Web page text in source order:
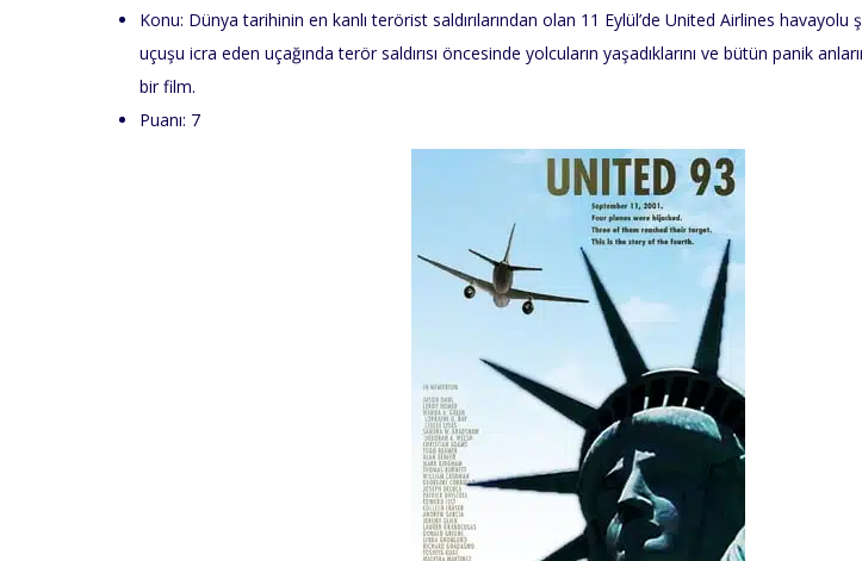
Konu: Dünya tarihinin en kanlı terörist saldırılarından olan 11 Eylül’de United Airlines havayolu
uçuşu icra eden uçağında terör saldırısı öncesinde yolcuların yaşadıklarını ve bütün panik
bir film.
Puanı: 7